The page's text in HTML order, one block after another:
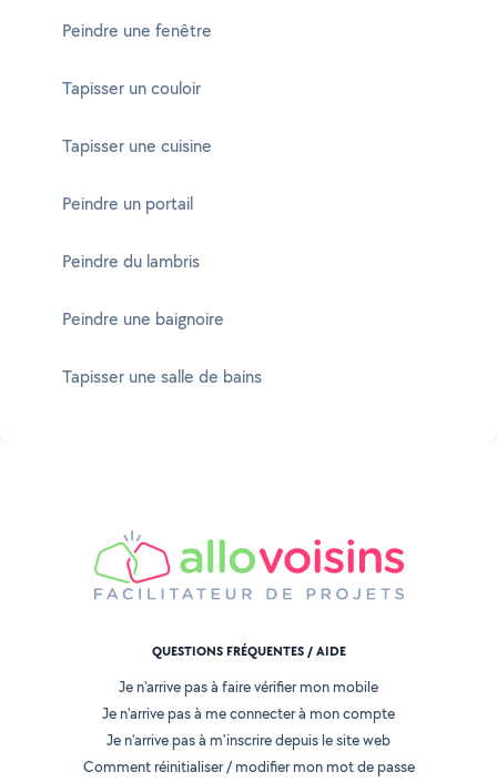
Peindre une fenêtre
Tapisser un couloir
Tapisser une cuisine
Peindre un portail
Peindre du lambris
Peindre une baignoire
Tapisser une salle de bains
QUESTIONS FRÉQUENTES / AIDE
Je n'arrive pas à faire vérifier mon mobile
Je n'arrive pas à me connecter à mon compte
Je n'arrive pas à m'inscrire depuis le site web
Comment réinitialiser / modifier mon mot de passe